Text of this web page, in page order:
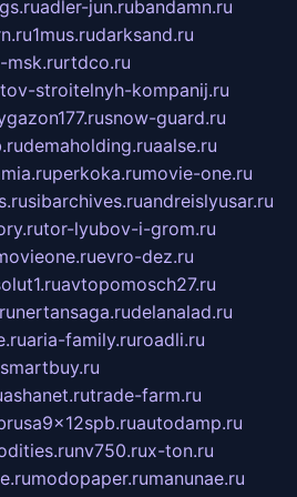
adler-jun.rubandamn.ru
1mus.rudarksand.ru
msk.rurtdco.ru
stroitelnyh-kompanij.ru
snow-guard.ru
demaholding.ruaalse.ru
perkoka.rumovie-one.ru
sibarchives.ruandreislyusar.ru
tor-lyubov-i-grom.ru
evro-dez.ru
avtopomosch27.ru
nertansaga.rudelanalad.ru
aria-family.ruroadli.ru
ashanet.rutrade-farm.ru
autodamp.ru
nv750.rux-ton.ru
modopaper.rumanunae.ru